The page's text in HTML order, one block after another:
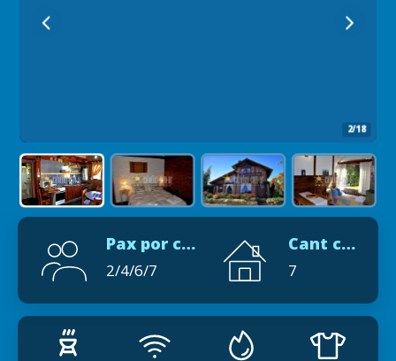
2/18
Pax por cabaña
2/4/6/7
Cant cabañas
7